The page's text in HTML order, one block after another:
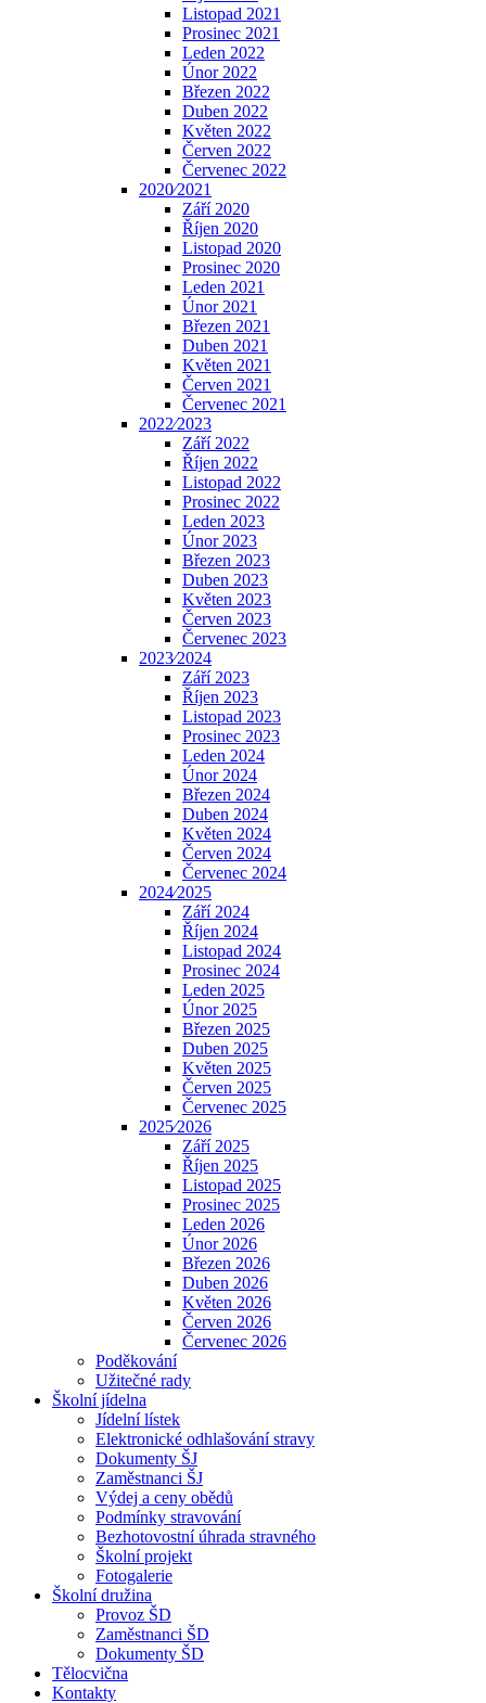
Listopad 2021
Prosinec 2021
Leden 2022
Únor 2022
Březen 2022
Duben 2022
Květen 2022
Červen 2022
Červenec 2022
2020⁄2021
Září 2020
Říjen 2020
Listopad 2020
Prosinec 2020
Leden 2021
Únor 2021
Březen 2021
Duben 2021
Květen 2021
Červen 2021
Červenec 2021
2022⁄2023
Září 2022
Říjen 2022
Listopad 2022
Prosinec 2022
Leden 2023
Únor 2023
Březen 2023
Duben 2023
Květen 2023
Červen 2023
Červenec 2023
2023⁄2024
Září 2023
Říjen 2023
Listopad 2023
Prosinec 2023
Leden 2024
Únor 2024
Březen 2024
Duben 2024
Květen 2024
Červen 2024
Červenec 2024
2024⁄2025
Září 2024
Říjen 2024
Listopad 2024
Prosinec 2024
Leden 2025
Únor 2025
Březen 2025
Duben 2025
Květen 2025
Červen 2025
Červenec 2025
2025⁄2026
Září 2025
Říjen 2025
Listopad 2025
Prosinec 2025
Leden 2026
Únor 2026
Březen 2026
Duben 2026
Květen 2026
Červen 2026
Červenec 2026
Poděkování
Užitečné rady
Školní jídelna
Jídelní lístek
Elektronické odhlašování stravy
Dokumenty ŠJ
Zaměstnanci ŠJ
Výdej a ceny obědů
Podmínky stravování
Bezhotovostní úhrada stravného
Školní projekt
Fotogalerie
Školní družina
Provoz ŠD
Zaměstnanci ŠD
Dokumenty ŠD
Tělocvična
Kontakty